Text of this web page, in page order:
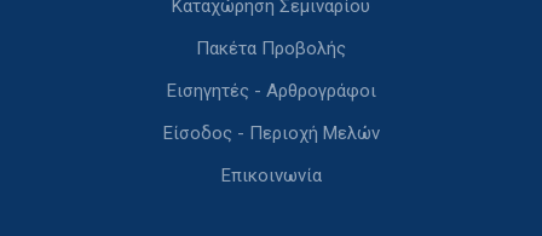
Καταχώρηση Σεμιναρίου
Πακέτα Προβολής
Εισηγητές - Αρθρογράφοι
Είσοδος - Περιοχή Μελών
Επικοινωνία